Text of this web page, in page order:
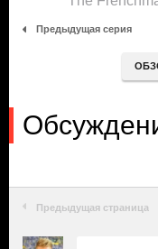
Предыдущая серия
Предыдущая страница